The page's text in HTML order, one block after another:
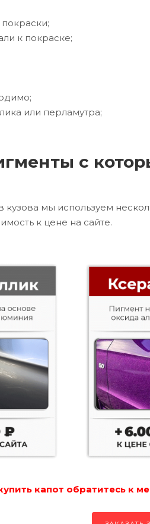
к покраске;
или перламутра;
с
мы используем
к цене на сайте.
капот обратитесь к